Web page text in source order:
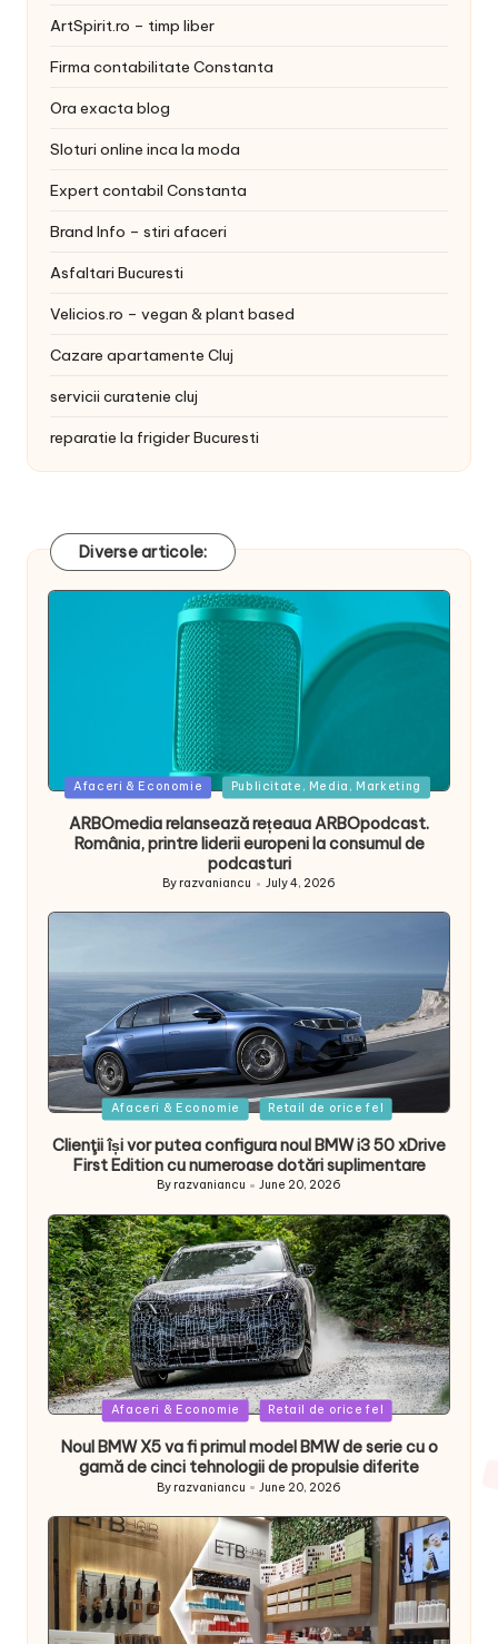
ArtSpirit.ro – timp liber
Firma contabilitate Constanta
Ora exacta blog
Sloturi online inca la moda
Expert contabil Constanta
Brand Info – stiri afaceri
Asfaltari Bucuresti
Velicios.ro – vegan & plant based
Cazare apartamente Cluj
servicii curatenie cluj
reparatie la frigider Bucuresti
Diverse articole:
Posted
Afaceri & Economie Publicitate, Media, Marketing
ARBOmedia relansează rețeaua ARBOpodcast.
România, printre liderii europeni la consumul de
podcasturi
Posted
By razvaniancu July 4, 2026
Posted
Afaceri & Economie Retail de orice fel
Clienţii își vor putea configura noul BMW i3 50 xDrive
First Edition cu numeroase dotări suplimentare
Posted
By razvaniancu June 20, 2026
Posted
Afaceri & Economie Retail de orice fel
Noul BMW X5 va fi primul model BMW de serie cu o
gamă de cinci tehnologii de propulsie diferite
Posted
By razvaniancu June 20, 2026